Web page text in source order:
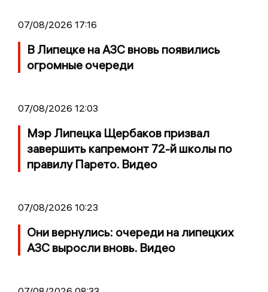
07/08/2026 17:16
В Липецке на АЗС вновь появились
огромные очереди
07/08/2026 12:03
Мэр Липецка Щербаков призвал
завершить капремонт 72-й школы по
правилу Парето. Видео
07/08/2026 10:23
Они вернулись: очереди на липецких
АЗС выросли вновь. Видео